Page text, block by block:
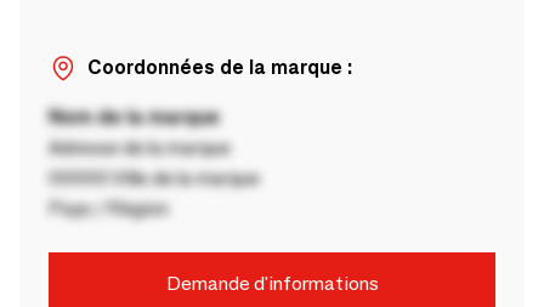
Coordonnées de la marque :
Nom de la marque
Adresse de la marque
00000 Ville de la marque
Pays / Région
Demande d'informations